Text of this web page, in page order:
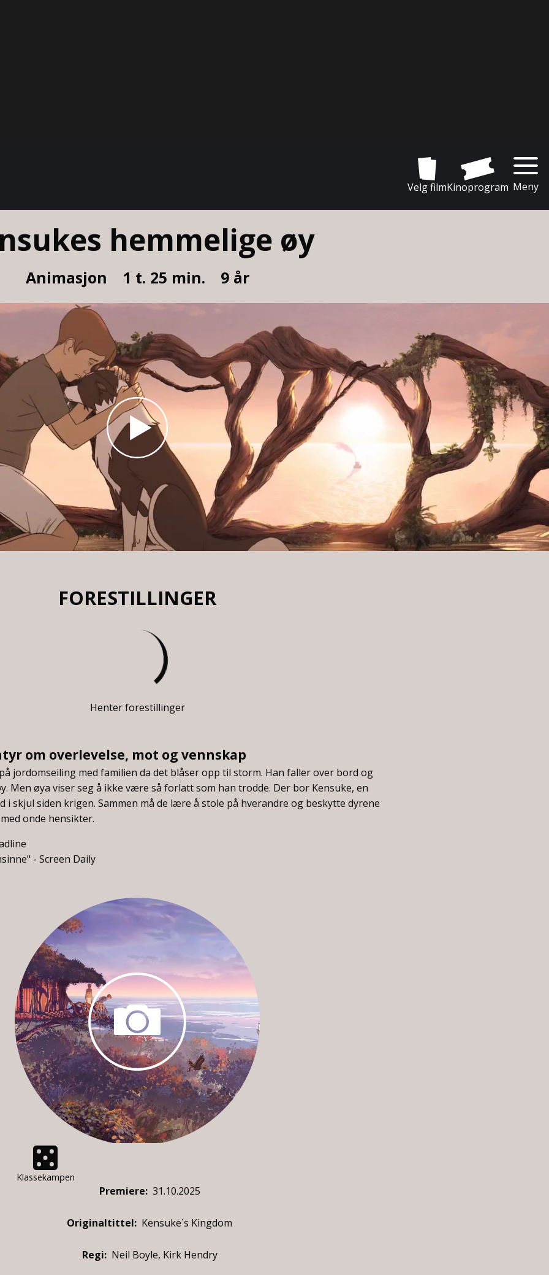
Velg filmKinoprogram Meny
hemmelige øy
Animasjon 1 t. 25 min. 9 år
FORESTILLINGER
Henter forestillinger
om overlevelse, mot og vennskap
jordomseiling med familien da det blåser opp til storm. Han faller over bord og
Men øya viser seg å ikke være så forlatt som han trodde. Der bor Kensuke, en
i skjul siden krigen. Sammen må de lære å stole på hverandre og beskytte dyrene
onde hensikter.
- Screen Daily
Klassekampen
Premiere: 31.10.2025
Originaltittel: Kensuke´s Kingdom
Regi: Neil Boyle, Kirk Hendry